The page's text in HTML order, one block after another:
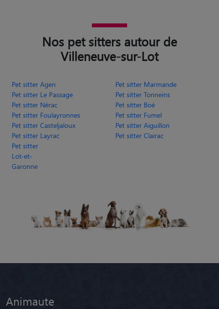
Nos pet sitters autour de
Villeneuve-sur-Lot
Pet sitter Agen
Pet sitter Marmande
Pet sitter Le Passage
Pet sitter Tonneins
Pet sitter Nérac
Pet sitter Boé
Pet sitter Foulayronnes
Pet sitter Fumel
Pet sitter Casteljaloux
Pet sitter Aiguillon
Pet sitter Layrac
Pet sitter Clairac
Pet sitter
Lot-et-
Garonne
Animaute